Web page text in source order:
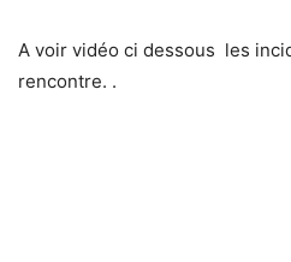
A voir vidéo ci dessous les
rencontre. .